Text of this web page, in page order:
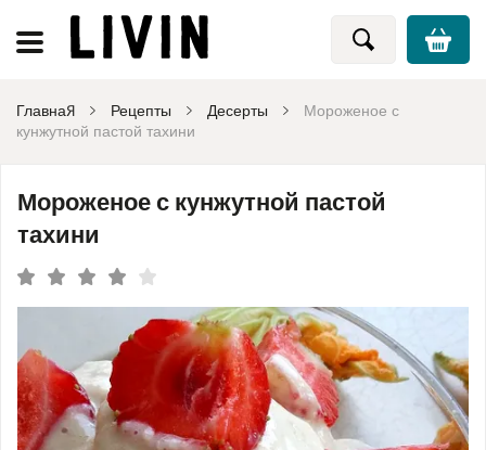
Главная Рецепты Десерты
Мороженое с
кунжутной пастой тахини
Мороженое с кунжутной пастой
тахини